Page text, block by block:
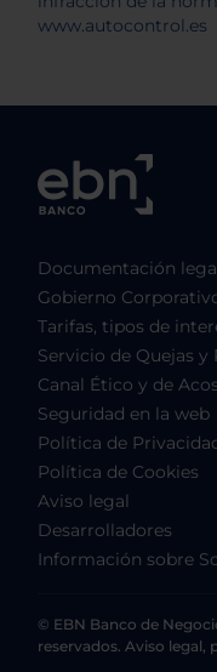
Documentación
Gobierno
Tarifas, tipos de
Servicio de Quejas y
Canal Ético y de
Seguridad en la web
Política de
Política de Cookies
Aviso legal
Desarrolladores
Información sobre
© EBN Banco de
reservados. Aviso legal,